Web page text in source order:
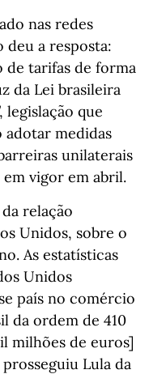
nas redes
deu a resposta:
de tarifas de forma
da Lei brasileira
legislação que
medidas
unilaterais
vigor em abril.
relação
Unidos, sobre o
As estatísticas
Unidos
país no comércio
da ordem de 410
milhões de euros]
Lula da